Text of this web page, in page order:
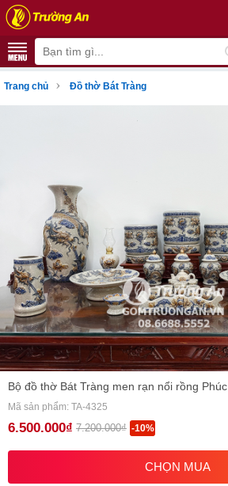
Trang chủ › Đồ thờ Bát Tràng
Bộ đồ thờ Bát Tràng men rạn nổi rồng
Mã sản phẩm: TA-4325
6.500.000₫ 7.200.000₫ -10%
CHỌN MUA